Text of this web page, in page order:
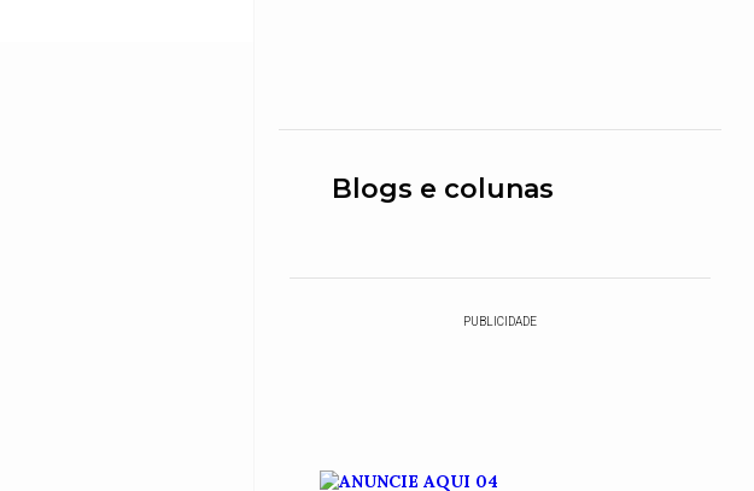
Blogs e colunas
PUBLICIDADE